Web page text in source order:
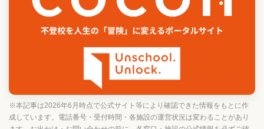
※本記事は2026年6月時点で公式サイト等により確認できた情報をもとに作
成しています。電話番号・受付時間・各施設の運営状況は変わることがあり